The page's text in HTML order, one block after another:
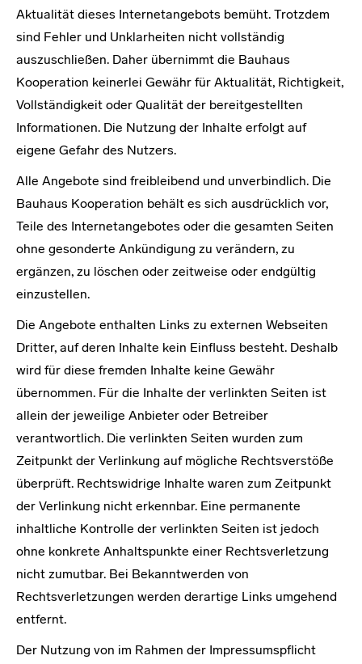
Aktualität dieses Internetangebots bemüht. Trotzdem
sind Fehler und Unklarheiten nicht vollständig
auszuschließen. Daher übernimmt die Bauhaus
Kooperation keinerlei Gewähr für Aktualität, Richtigkeit,
Vollständigkeit oder Qualität der bereitgestellten
Informationen. Die Nutzung der Inhalte erfolgt auf
eigene Gefahr des Nutzers.
Alle Angebote sind freibleibend und unverbindlich. Die
Bauhaus Kooperation behält es sich ausdrücklich vor,
Teile des Internetangebotes oder die gesamten Seiten
ohne gesonderte Ankündigung zu verändern, zu
ergänzen, zu löschen oder zeitweise oder endgültig
einzustellen.
Die Angebote enthalten Links zu externen Webseiten
Dritter, auf deren Inhalte kein Einfluss besteht. Deshalb
wird für diese fremden Inhalte keine Gewähr
übernommen. Für die Inhalte der verlinkten Seiten ist
allein der jeweilige Anbieter oder Betreiber
verantwortlich. Die verlinkten Seiten wurden zum
Zeitpunkt der Verlinkung auf mögliche Rechtsverstöße
überprüft. Rechtswidrige Inhalte waren zum Zeitpunkt
der Verlinkung nicht erkennbar. Eine permanente
inhaltliche Kontrolle der verlinkten Seiten ist jedoch
ohne konkrete Anhaltspunkte einer Rechtsverletzung
nicht zumutbar. Bei Bekanntwerden von
Rechtsverletzungen werden derartige Links umgehend
entfernt.
Der Nutzung von im Rahmen der Impressumspflicht